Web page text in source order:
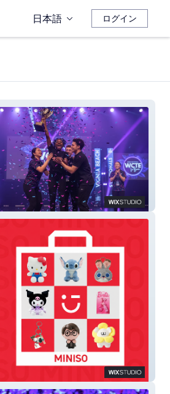
日本語 ログイン
Talent Experience